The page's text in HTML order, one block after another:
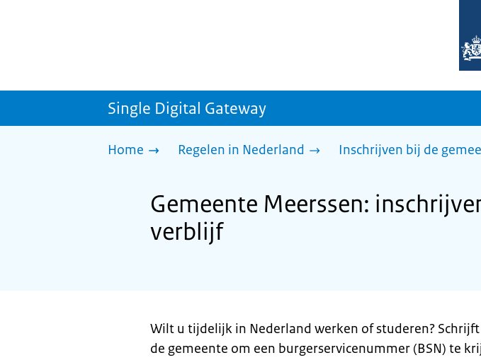
Single Digital Gateway
Home Regelen in Nederland Inschrijven bij de
Gemeente Meerssen:
verblijf
Wilt u tijdelijk in Nederland werken of studeren?
de gemeente om een burgerservicenummer (BSN) te